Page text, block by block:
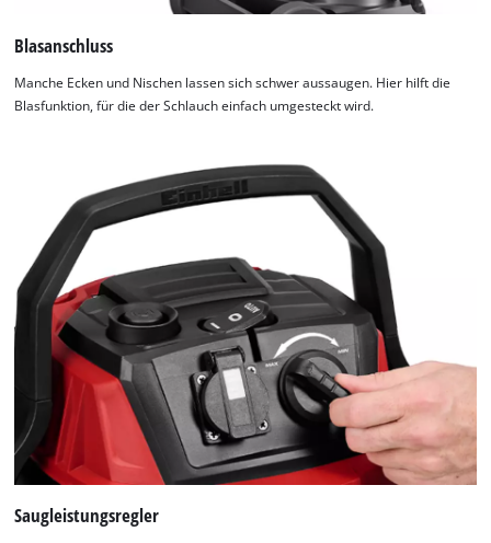
Blasanschluss
Manche Ecken und Nischen lassen sich schwer aussaugen. Hier hilft die
Blasfunktion, für die der Schlauch einfach umgesteckt wird.
Saugleistungsregler